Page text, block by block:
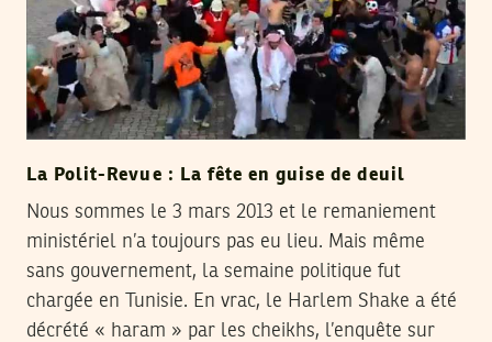
La Polit-Revue : La fête en guise de deuil
Nous sommes le 3 mars 2013 et le remaniement
ministériel n’a toujours pas eu lieu. Mais même
sans gouvernement, la semaine politique fut
chargée en Tunisie. En vrac, le Harlem Shake a été
décrété « haram » par les cheikhs, l’enquête sur